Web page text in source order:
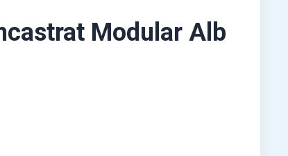
Modular Alb